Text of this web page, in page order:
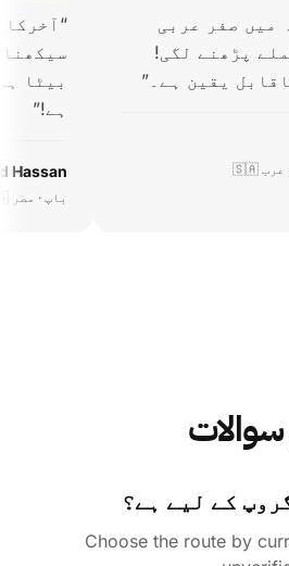
بیٹی ۳ ماہ میں صفر عربی
پڑھنے لگی!
یقین ہے۔”
“
ہے!”
Hassan
باپ · مصر 🇪🇬
سوالات
Choose the route by